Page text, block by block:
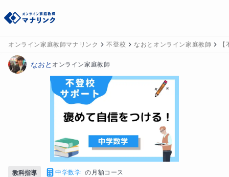
オンライン家庭教師マナリンク 不登校 なおとオンライン家庭教師
なおと オンライン家庭教師
教科指導 中学数学 の 月額コース